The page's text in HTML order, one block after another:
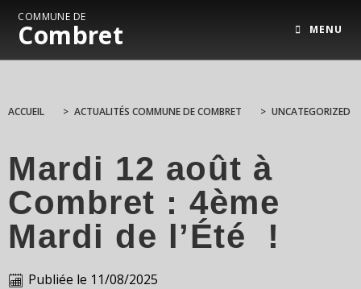
COMMUNE DE
Combret MENU
ACCUEIL > ACTUALITÉS COMMUNE DE COMBRET > UNCATEGORIZED
Mardi 12 août à
Combret : 4ème
Mardi de l’Été !
Publiée le 11/08/2025